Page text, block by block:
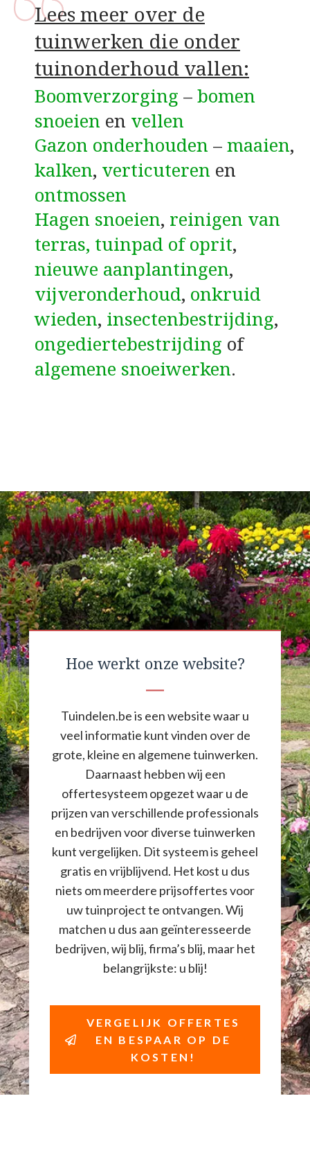
Lees meer over de
tuinwerken die onder
tuinonderhoud vallen:
Boomverzorging –bomen
snoeien en vellen
Gazon onderhouden –maaien,
kalken, verticuteren en
ontmossen
Hagen snoeien, reinigen van
terras, tuinpad of oprit,
nieuwe aanplantingen,
vijveronderhoud, onkruid
wieden, insectenbestrijding,
ongediertebestrijding of
algemene snoeiwerken.
Hoe werkt onze website?
Tuindelen.be is een website waar u
veel informatie kunt vinden over de
grote, kleine en algemene tuinwerken.
Daarnaast hebben wij een
offertesysteem opgezet waar u de
prijzen van verschillende professionals
en bedrijven voor diverse tuinwerken
kunt vergelijken. Dit systeem is geheel
gratis en vrijblijvend. Het kost u dus
niets om meerdere prijsoffertes voor
uw tuinproject te ontvangen. Wij
matchen u dus aan geïnteresseerde
bedrijven, wij blij, firma’s blij, maar het
belangrijkste: u blij!
VERGELIJK OFFERTES
EN BESPAAR OP DE
KOSTEN!